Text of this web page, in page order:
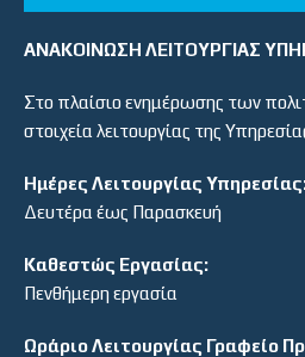
ΑΝΑΚΟΙΝΩΣΗ ΛΕΙΤΟΥΡΓΙΑΣ
Στο πλαίσιο ενημέρωσης των
στοιχεία λειτουργίας της
Ημέρες Λειτουργίας
Δευτέρα έως Παρασκευή
Καθεστώς Εργασίας:
Πενθήμερη εργασία
Ωράριο Λειτουργίας Γραφείο